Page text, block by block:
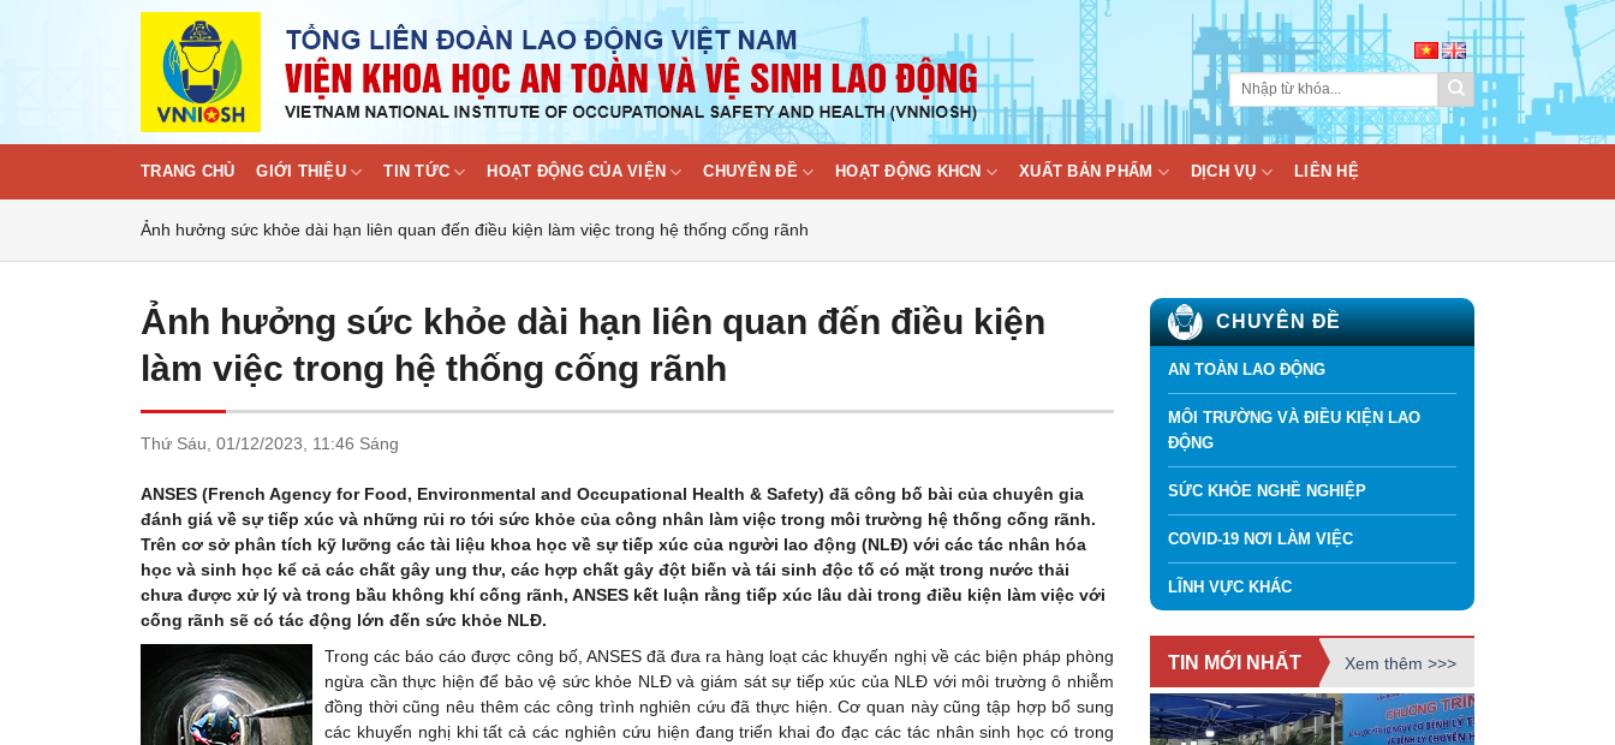
TRANG CHỦ GIỚI THIỆU TIN TỨC HOẠT ĐỘNG CỦA VIỆN CHUYÊN ĐỀ HOẠT ĐỘNG KHCN XUẤT BẢN PHẨM DỊCH VỤ LIÊN HỆ
Ảnh hưởng sức khỏe dài hạn liên quan đến điều kiện làm việc trong hệ thống cống rãnh
Ảnh hưởng sức khỏe dài hạn liên quan đến điều kiện
làm việc trong hệ thống cống rãnh
Thứ Sáu, 01/12/2023, 11:46 Sáng
ANSES (French Agency for Food, Environmental and Occupational Health & Safety) đã công bố bài của chuyên gia
đánh giá về sự tiếp xúc và những rủi ro tới sức khỏe của công nhân làm việc trong môi trường hệ thống cống rãnh.
Trên cơ sở phân tích kỹ lưỡng các tài liệu khoa học về sự tiếp xúc của người lao động (NLĐ) với các tác nhân hóa
học và sinh học kể cả các chất gây ung thư, các hợp chất gây đột biến và tái sinh độc tố có mặt trong nước thải
chưa được xử lý và trong bầu không khí cống rãnh, ANSES kết luận rằng tiếp xúc lâu dài trong điều kiện làm việc với
cống rãnh sẽ có tác động lớn đến sức khỏe NLĐ.
Trong các báo cáo được công bố, ANSES đã đưa ra hàng loạt các khuyến nghị về các biện pháp phòng
ngừa cần thực hiện để bảo vệ sức khỏe NLĐ và giám sát sự tiếp xúc của NLĐ với môi trường ô nhiễm
đồng thời cũng nêu thêm các công trình nghiên cứu đã thực hiện. Cơ quan này cũng tập hợp bổ sung
các khuyến nghị khi tất cả các nghiên cứu hiện đang triển khai đo đạc các tác nhân sinh học có trong
CHUYÊN ĐỀ
AN TOÀN LAO ĐỘNG
MÔI TRƯỜNG VÀ ĐIỀU KIỆN LAO
ĐỘNG
SỨC KHỎE NGHỀ NGHIỆP
COVID-19 NƠI LÀM VIỆC
LĨNH VỰC KHÁC
TIN MỚI NHẤT Xem thêm >>>